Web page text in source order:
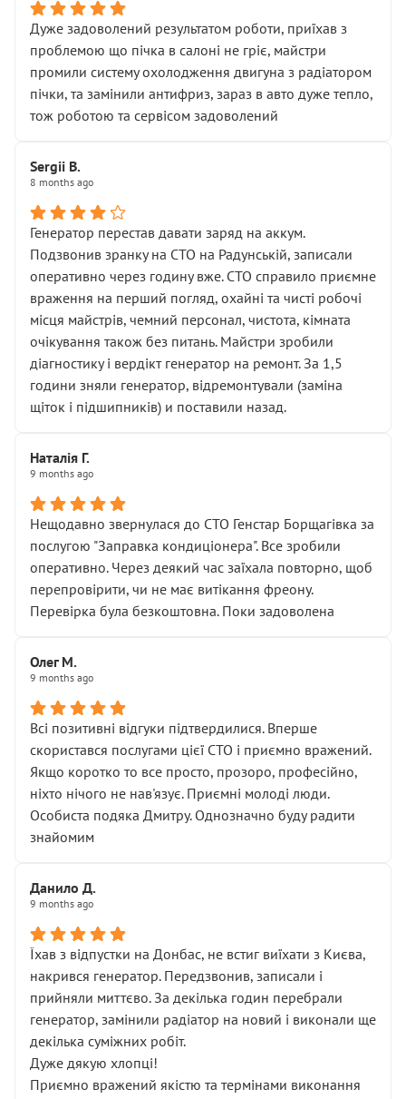
Дуже задоволений результатом роботи, приїхав з
проблемою що пічка в салоні не гріє, майстри
промили систему охолодження двигуна з радіатором
пічки, та замінили антифриз, зараз в авто дуже тепло,
тож роботою та сервісом задоволений
Sergii B.
8 months ago
Генератор перестав давати заряд на аккум.
Подзвонив зранку на СТО на Радунській, записали
оперативно через годину вже. СТО справило приємне
враження на перший погляд, охайні та чисті робочі
місця майстрів, чемний персонал, чистота, кімната
очікування також без питань. Майстри зробили
діагностику і вердікт генератор на ремонт. За 1,5
години зняли генератор, відремонтували (заміна
щіток і підшипників) и поставили назад.
Наталія Г.
9 months ago
Нещодавно звернулася до СТО Генстар Борщагівка за
послугою "Заправка кондиціонера". Все зробили
оперативно. Через деякий час заїхала повторно, щоб
перепровірити, чи не має витікання фреону.
Перевірка була безкоштовна. Поки задоволена
Олег М.
9 months ago
Всі позитивні відгуки підтвердилися. Вперше
скористався послугами цієї СТО і приємно вражений.
Якщо коротко то все просто, прозоро, професійно,
ніхто нічого не нав'язує. Приємні молоді люди.
Особиста подяка Дмитру. Однозначно буду радити
знайомим
Данило Д.
9 months ago
Їхав з відпустки на Донбас, не встиг виїхати з Києва,
накрився генератор. Передзвонив, записали і
прийняли миттєво. За декілька годин перебрали
генератор, замінили радіатор на новий і виконали ще
декілька суміжних робіт.
Дуже дякую хлопці!
Приємно вражений якістю та термінами виконання